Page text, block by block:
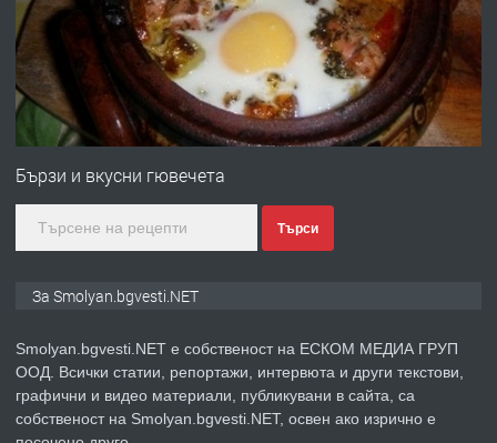
ЖИВОТ И ПОДОБРЯВАНЕ НА
НЕГОВОТО КАЧЕСТВО
преди 2 години
ПРЕДЛАГА Имот в Северна Гърция, до Кавала
преди 2 години
ПРЕДЛАГА КЪЩА В МАРОНЯ
Бързи и вкусни гювечета
Търси
За Smolyan.bgvesti.NET
Smolyan.bgvesti.NET е собственост на ЕСКОМ МЕДИА ГРУП
ООД. Всички статии, репортажи, интервюта и други текстови,
графични и видео материали, публикувани в сайта, са
собственост на Smolyan.bgvesti.NET, освен ако изрично е